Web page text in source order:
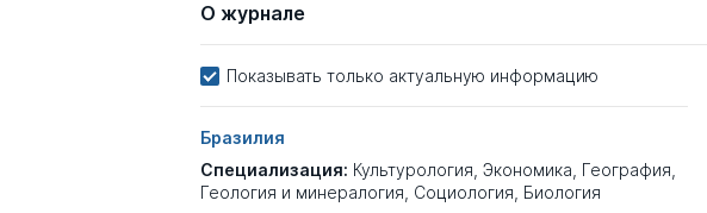
О журнале
Показывать только актуальную информацию
Бразилия
Специализация: Культурология Экономика География
Геология и минералогия Социология Биология